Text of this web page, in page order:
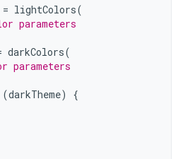
= lightColors(
parameters
darkColors(
parameters
(darkTheme)
{